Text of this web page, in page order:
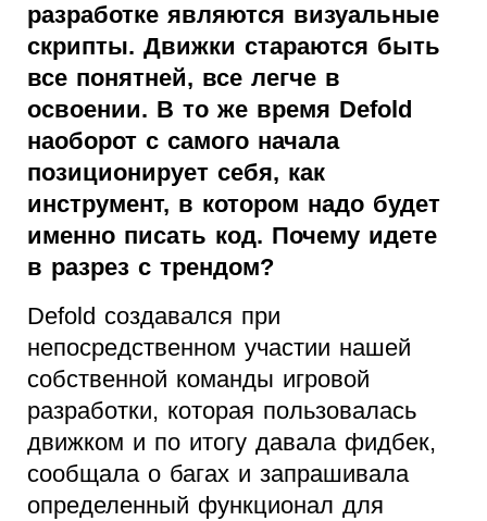
разработке являются визуальные
скрипты. Движки стараются быть
все понятней, все легче в
освоении. В то же время Defold
наоборот с самого начала
позиционирует себя, как
инструмент, в котором надо будет
именно писать код. Почему идете
в разрез с трендом?
Defold создавался при
непосредственном участии нашей
собственной команды игровой
разработки, которая пользовалась
движком и по итогу давала фидбек,
сообщала о багах и запрашивала
определенный функционал для